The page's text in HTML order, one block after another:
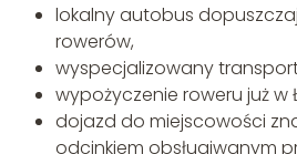
lokalny autobus
rowerów,
wyspecjalizowany
wypożyczenie roweru już w
dojazd do miejscowości
odcinkiem obsługiwanym